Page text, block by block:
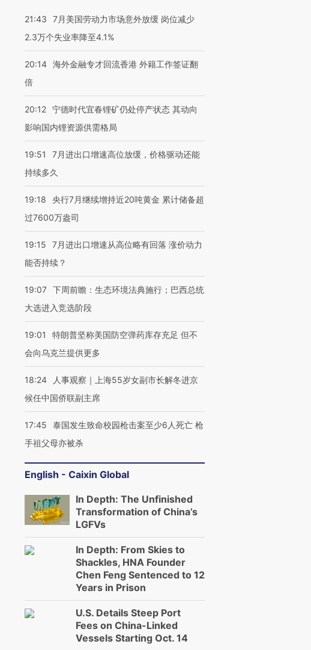
21:43
7月美国劳动力市场意外放缓 岗位减少
2.3万个失业率降至4.1%
20:14 海外金融专才回流香港 外籍工作签证翻
倍
20:12 宁德时代宜春锂矿仍处停产状态 其动向
影响国内锂资源供需格局
19:51
7月进出口增速高位放缓，价格驱动还能
持续多久
19:18
央行7月继续增持近20吨黄金 累计储备超
过7600万盎司
19:15
7月进出口增速从高位略有回落 涨价动力
能否持续？
19:07 下周前瞻：生态环境法典施行；巴西总统
大选进入竞选阶段
19:01
特朗普坚称美国防空弹药库存充足 但不
会向乌克兰提供更多
18:24
人事观察｜上海55岁女副市长解冬进京
候任中国侨联副主席
17:45
泰国发生致命校园枪击案至少6人死亡 枪
手祖父母亦被杀
English - Caixin Global
In Depth: The Unfinished
Transformation of China’s
LGFVs
In Depth: From Skies to
Shackles, HNA Founder
Chen Feng Sentenced to 12
Years in Prison
U.S. Details Steep Port
Fees on China-Linked
Vessels Starting Oct. 14